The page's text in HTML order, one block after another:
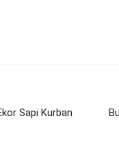
Sapi Kurban